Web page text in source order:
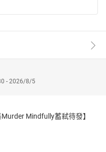
一個好名字……
中開出花來。只要踏踏實實
，綻放最真誠的微笑。
」字，便自己改名為「陳
個筆名「三毛」。
物充滿好奇。兩歲時就跑去
後卻一片淡定。
實生活為寫作場域，展現獨
張羅浮宮門票，也曾為了寫
- 2026/8/5
Mindfully蓄弒待發】